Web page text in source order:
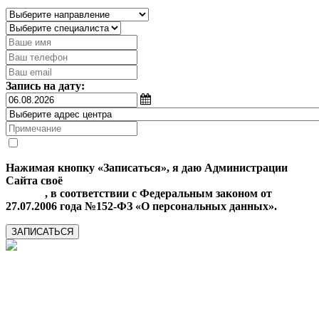
Запись на дату:
Нажимая кнопку «Записаться», я даю Администрации
Сайта своё
, в соответствии с Федеральным законом от
27.07.2006 года №152-ФЗ «О персональных данных».
ЗАПИСАТЬСЯ